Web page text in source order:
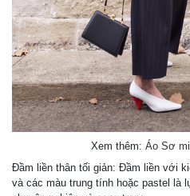
Xem thêm: Áo Sơ
Đầm liền thân tối giản: Đầm liền với
và các màu trung tính hoặc pastel là